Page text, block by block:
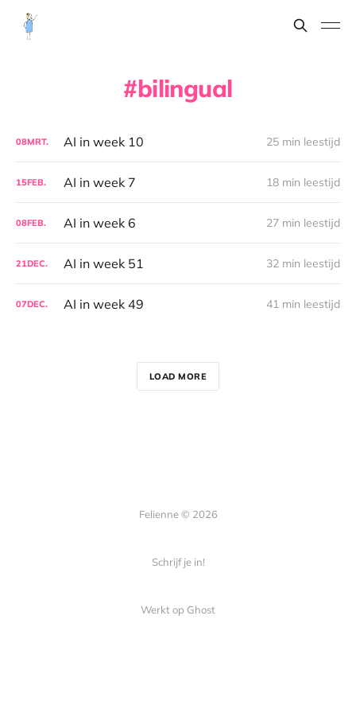
bilingual
08MRT. AI in week 10 25 min leestijd
15FEB. AI in week 7 18 min leestijd
08FEB. AI in week 6 27 min leestijd
21DEC. AI in week 51 32 min leestijd
07DEC. AI in week 49 41 min leestijd
LOAD MORE
Felienne © 2026
Schrijf je in!
Werkt op Ghost